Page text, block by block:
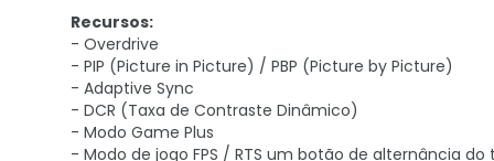
Recursos:
- Overdrive
- PIP (Picture in Picture) / PBP (Picture by Picture)
- Adaptive Sync
- DCR (Taxa de Contraste Dinâmico)
- Modo Game Plus
- Modo de jogo FPS / RTS um botão de alternância do